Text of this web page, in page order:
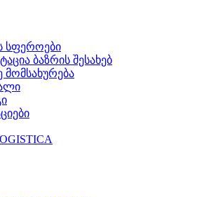
სფეროები
ბაზრის შესახებ
მომსახურება